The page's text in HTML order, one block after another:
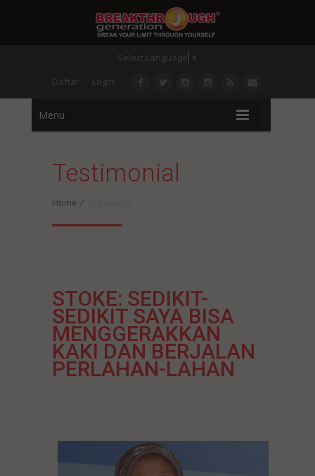
Select Language
Daftar
Login
Menu
Testimonial
Home /
STOKE: SEDIKIT-
SEDIKIT SAYA BISA
MENGGERAKKAN
KAKI DAN BERJALAN
PERLAHAN-LAHAN